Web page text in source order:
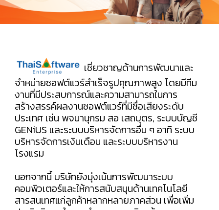
เชี่ยวชาญด้านการพัฒนาและ
จำหน่ายซอฟต์แวร์สำเร็จรูปคุณภาพสูง โดยมีทีม
งานที่มีประสบการณ์และความสามารถในการ
สร้างสรรค์ผลงานซอฟต์แวร์ที่มีชื่อเสียงระดับ
ประเทศ เช่น พจนานุกรม สอ เสถบุตร, ระบบบัญชี
GENiUS และระบบบริหารจัดการอื่น ๆ อาทิ ระบบ
บริหารจัดการเงินเดือน และระบบบริหารงาน
โรงแรม
นอกจากนี้ บริษัทยังมุ่งเน้นการพัฒนาระบบ
คอมพิวเตอร์และให้การสนับสนุนด้านเทคโนโลยี
สารสนเทศแก่ลูกค้าหลากหลายภาคส่วน เพื่อเพิ่ม